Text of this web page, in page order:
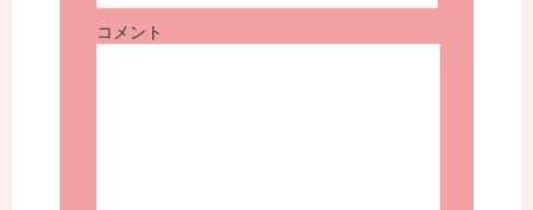
コメント